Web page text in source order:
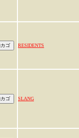
RESIDENTS
SLANG